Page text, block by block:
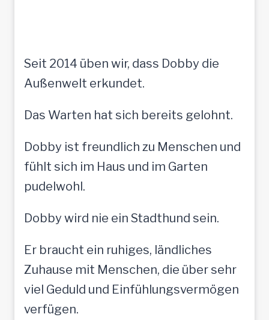
Seit 2014 üben wir, dass Dobby die
Außenwelt erkundet.
Das Warten hat sich bereits gelohnt.
Dobby ist freundlich zu Menschen und
fühlt sich im Haus und im Garten
pudelwohl.
Dobby wird nie ein Stadthund sein.
Er braucht ein ruhiges, ländliches
Zuhause mit Menschen, die über sehr
viel Geduld und Einfühlungsvermögen
verfügen.